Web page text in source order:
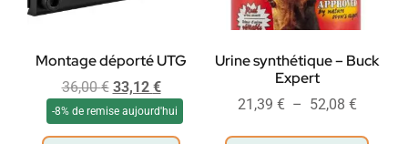
Montage déporté UTG
36,00€ 33,12 €
-8% de remise aujourd'hui
Urine synthétique – Buck
Expert
21,39 € – 52,08 €